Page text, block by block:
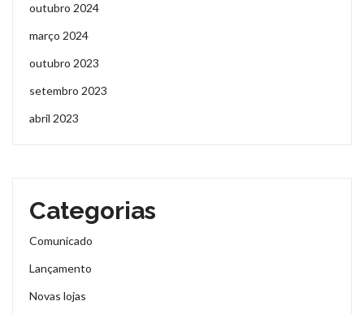
outubro 2024
março 2024
outubro 2023
setembro 2023
abril 2023
Categorias
Comunicado
Lançamento
Novas lojas